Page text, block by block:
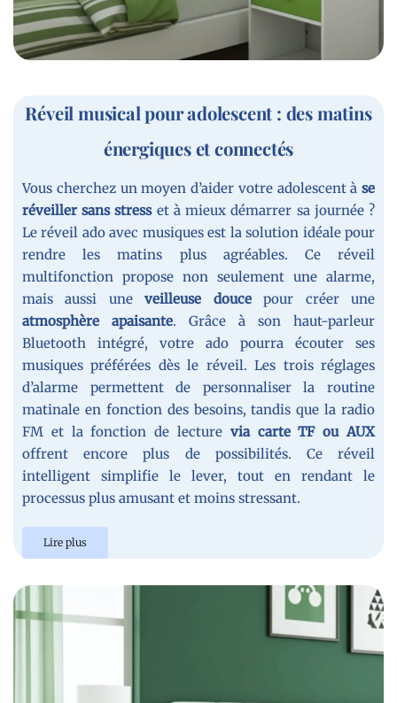
Réveil musical pour adolescent : des matins
énergiques et connectés
Vous cherchez un moyen d’aider votre adolescent à se
réveiller sans stresset à mieux démarrer sa journée ?
Le réveil ado avec musiques est la solution idéale pour
rendre les matins plus agréables. Ce réveil
multifonction propose non seulement une alarme,
mais aussi uneveilleuse doucepour créer une
atmosphère apaisante. Grâce à son haut-parleur
Bluetooth intégré, votre ado pourra écouter ses
musiques préférées dès le réveil. Les trois réglages
d’alarme permettent de personnaliser la routine
matinale en fonction des besoins, tandis que la radio
FM et la fonction de lecture via carte TF ou AUX
offrent encore plus de possibilités. Ce réveil
intelligent simplifie le lever, tout en rendant le
processus plus amusant et moins stressant.
Lire plus